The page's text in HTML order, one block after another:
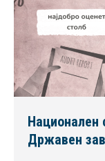
Национален
Државен